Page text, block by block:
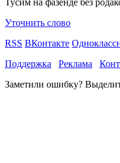
Тусим на фазенде без
Уточнить слово
RSS ВКонтакте
Поддержка
Реклама
Заметили ошибку?